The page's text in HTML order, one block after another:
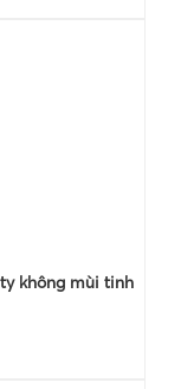
không mùi tinh